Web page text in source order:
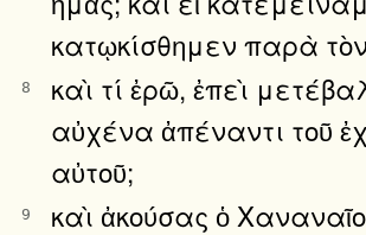
κατῳκίσθημεν παρὰ
8
καὶ τί ἐρῶ, ἐπεὶ
αὐχένα ἀπέναντι τοῦ
αὐτοῦ;
9
καὶ ἀκούσας ὁ